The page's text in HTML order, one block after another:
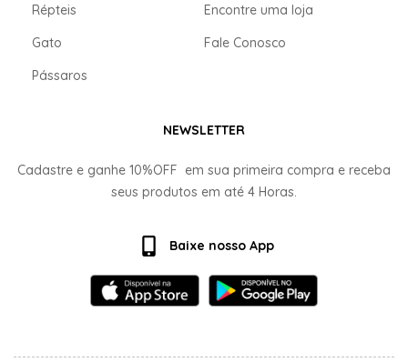
Répteis
Gato
Pássaros
Encontre uma loja
Fale Conosco
NEWSLETTER
Cadastre e ganhe 10%OFF em sua primeira compra e receba
seus produtos em até 4 Horas.
Baixe nosso App